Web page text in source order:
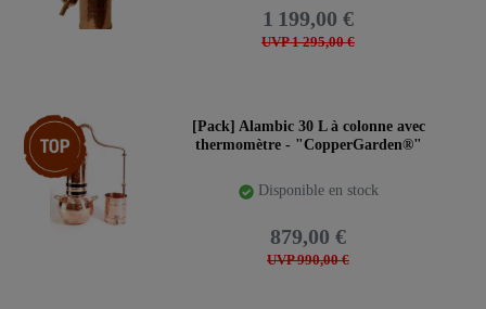
UVP 1 295,00 €
1 199,00 €
Article phare
[Pack] Alambic 30 L à colonne avec
thermomètre - "CopperGarden®"
Disponible en stock
UVP 990,00 €
879,00 €